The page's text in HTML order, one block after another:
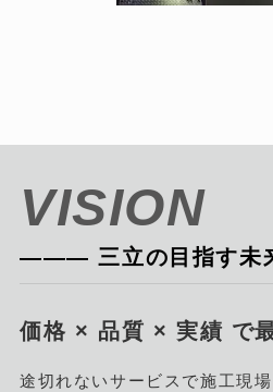
VISION
――― 三立の目指す未
価格 × 品質 × 実績 で
途切れないサービスで施工現